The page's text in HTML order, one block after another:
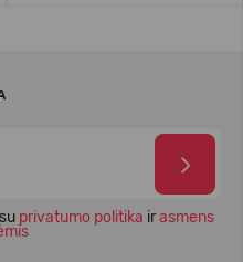
privatumo politika irasmens